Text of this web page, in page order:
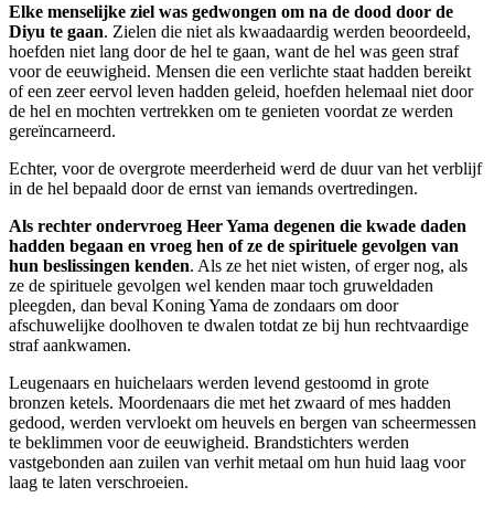
Elke menselijke ziel was gedwongen om na de dood door de
Diyu te gaan. Zielen die niet als kwaadaardig werden beoordeeld,
hoefden niet lang door de hel te gaan, want de hel was geen straf
voor de eeuwigheid. Mensen die een verlichte staat hadden bereikt
of een zeer eervol leven hadden geleid, hoefden helemaal niet door
de hel en mochten vertrekken om te genieten voordat ze werden
gereïncarneerd.
Echter, voor de overgrote meerderheid werd de duur van het verblijf
in de hel bepaald door de ernst van iemands overtredingen.
Als rechter ondervroeg Heer Yama degenen die kwade daden
hadden begaan en vroeg hen of ze de spirituele gevolgen van
hun beslissingen kenden. Als ze het niet wisten, of erger nog, als
ze de spirituele gevolgen wel kenden maar toch gruweldaden
pleegden, dan beval Koning Yama de zondaars om door
afschuwelijke doolhoven te dwalen totdat ze bij hun rechtvaardige
straf aankwamen.
Leugenaars en huichelaars werden levend gestoomd in grote
bronzen ketels. Moordenaars die met het zwaard of mes hadden
gedood, werden vervloekt om heuvels en bergen van scheermessen
te beklimmen voor de eeuwigheid. Brandstichters werden
vastgebonden aan zuilen van verhit metaal om hun huid laag voor
laag te laten verschroeien.